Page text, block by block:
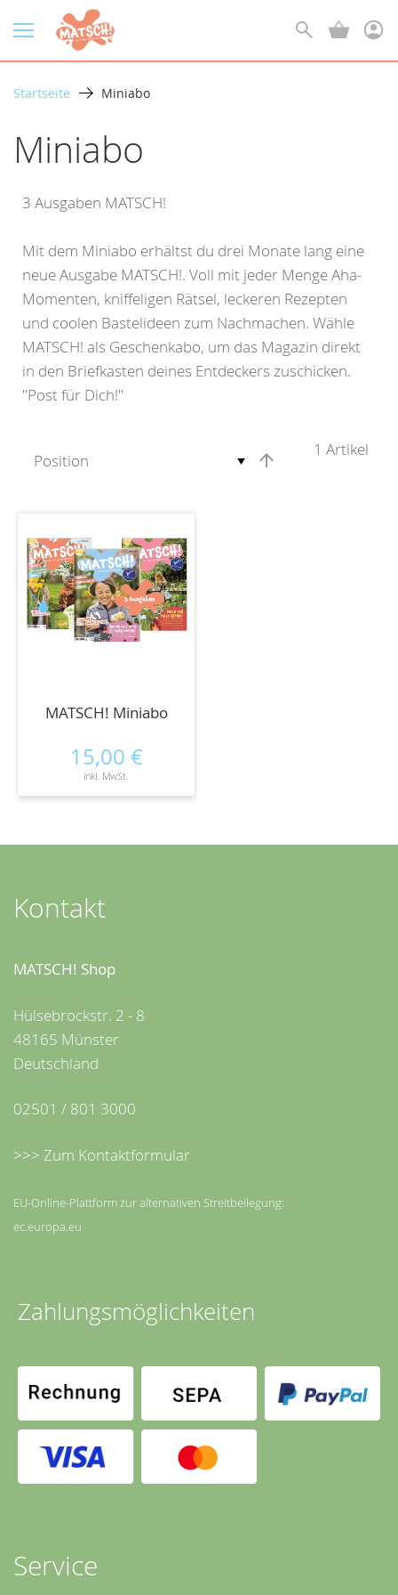
Startseite Miniabo
Miniabo
3 Ausgaben MATSCH!
Mit dem Miniabo erhältst du drei Monate lang eine
neue Ausgabe MATSCH!. Voll mit jeder Menge Aha-
Momenten, kniffeligen Rätsel, leckeren Rezepten
und coolen Bastelideen zum Nachmachen. Wähle
MATSCH! als Geschenkabo, um das Magazin direkt
in den Briefkasten deines Entdeckers zuschicken.
"Post für Dich!"
1 Artikel
MATSCH! Miniabo
15,00 €
inkl. MwSt.
Kontakt
MATSCH! Shop
Hülsebrockstr. 2 - 8
48165 Münster
Deutschland
02501 / 801 3000
>>> Zum Kontaktformular
EU-Online-Plattform zur alternativen Streitbeilegung:
ec.europa.eu
Zahlungsmöglichkeiten
Service